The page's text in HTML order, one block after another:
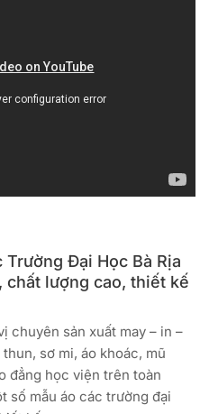
Đại Học Bà Rịa
chất lượng cao, thiết kế
chuyên sản xuất may – in –
sơ mi, áo khoác, mũ
đẳng học viện trên toàn
số mẫu áo các trường đại